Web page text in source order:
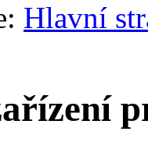
Hlavní